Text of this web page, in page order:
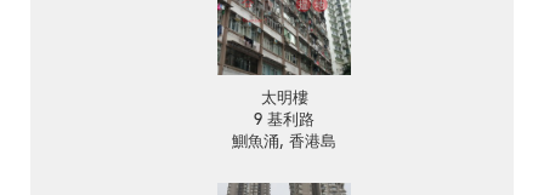
太明樓
9 基利路
鰂魚涌, 香港島